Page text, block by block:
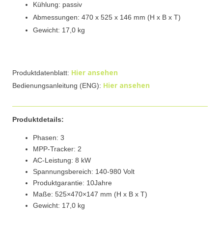
Kühlung: passiv
Abmessungen: 470 x 525 x 146 mm (H x B x T)
Gewicht: 17,0 kg
Produktdatenblatt: Hier ansehen
Bedienungsanleitung (ENG): Hier ansehen
Produktdetails:
Phasen: 3
MPP-Tracker: 2
AC-Leistung: 8 kW
Spannungsbereich: 140-980 Volt
Produktgarantie: 10Jahre
Maße: 525×470×147 mm (H x B x T)
Gewicht: 17,0 kg